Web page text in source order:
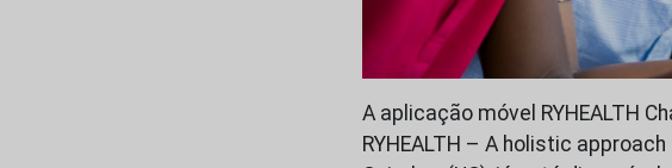
A aplicação móvel RYHEALTH
RYHEALTH – A holistic